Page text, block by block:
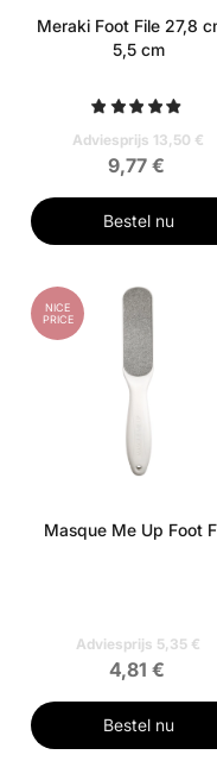
Meraki Foot File 27,8
5,5 cm
Adviesprijs 13,50 €
9,77 €
Bestel nu
NICE
PRICE
Masque Me Up Foot
Adviesprijs 5,35 €
4,81 €
Bestel nu